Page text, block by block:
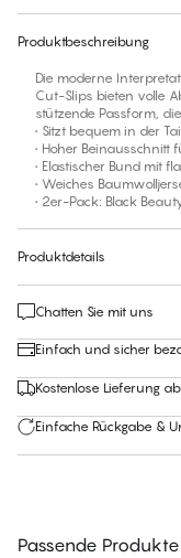
Produktbeschreibung
Die moderne
Cut-Slips bieten volle
stützende Passform,
• Sitzt bequem in der
• Hoher Beinausschnitt
• Elastischer Bund mit
• Weiches
• 2er-Pack: Black
Produktdetails
Chatten Sie mit uns
Einfach und sicher
Kostenlose Lieferung
Einfache Rückgabe &
Passende Produkte